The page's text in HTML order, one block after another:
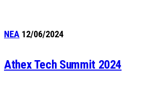
ΝΕΑ 12/06/2024
Athex Tech Summit 2024